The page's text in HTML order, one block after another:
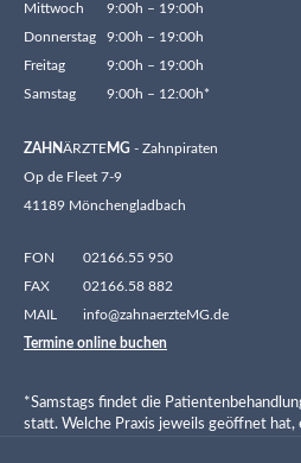
Mittwoch
9:00h – 19:00h
Donnerstag
9:00h – 19:00h
Freitag
9:00h – 19:00h
Samstag
9:00h – 12:00h*
ZAHNÄRZTEMG - Zahnpiraten
Op de Fleet 7-9
41189 Mönchengladbach
FON
02166.55 950
FAX
02166.58 882
MAIL
info@zahnaerzteMG.de
Termine online buchen
*Samstags findet die
statt. Welche Praxis jeweils geöffnet hat,